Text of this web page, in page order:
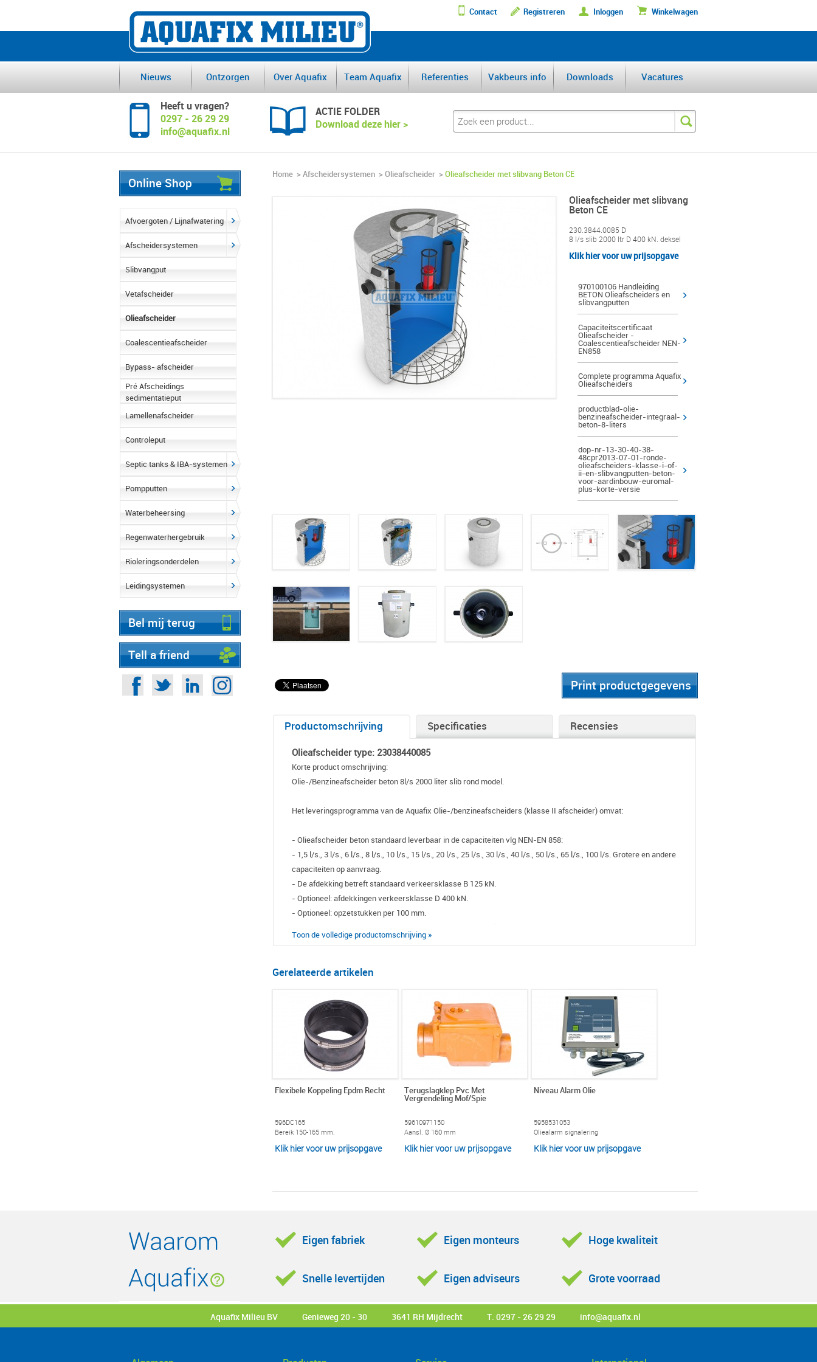
Contact Registreren Inloggen Winkelwagen
DE GROOTSTE AFSCHEIDERFABRIKANT VAN DE BENELUX
Nieuws Ontzorgen Over Aquafix Team Aquafix Referenties Vakbeurs info Downloads Vacatures
Heeft u vragen?
0297 - 26 29 29
info@aquafix.nl
ACTIE FOLDER
Download deze hier >
Online Shop
Afvoergoten / Lijnafwatering
Afscheidersystemen
Slibvangput
Vetafscheider
Olieafscheider
Coalescentieafscheider
Bypass- afscheider
Pré Afscheidings
sedimentatieput
Lamellenafscheider
Controleput
Septic tanks & IBA-systemen
Pompputten
Waterbeheersing
Regenwaterhergebruik
Rioleringsonderdelen
Leidingsystemen
Bel mij terug
Tell a friend
Home >Afscheidersystemen >Olieafscheider >Olieafscheider met slibvang Beton CE
Olieafscheider met slibvang
Beton CE
230.3844.0085 D
8 l/s slib 2000 ltr D 400 kN. deksel
Klik hier voor uw prijsopgave
970100106 Handleiding
BETON Olieafscheiders en
slibvangputten
Capaciteitscertificaat
Olieafscheider -
Coalescentieafscheider NEN-
EN858
Complete programma Aquafix
Olieafscheiders
productblad-olie-
benzineafscheider-integraal-
beton-8-liters
dop-nr-13-30-40-38-
48cpr2013-07-01-ronde-
olieafscheiders-klasse-i-of-
ii-en-slibvangputten-beton-
voor-aardinbouw-euromal-
plus-korte-versie
Print productgegevens
Productomschrijving Specificaties Recensies
Olieafscheider type: 23038440085
Korte product omschrijving:
Olie-/Benzineafscheider beton 8l/s 2000 liter slib rond model.
Het leveringsprogramma van de Aquafix Olie-/benzineafscheiders (klasse II afscheider) omvat:
- Olieafscheider beton standaard leverbaar in de capaciteiten vlg NEN-EN 858:
- 1,5 l/s., 3 l/s., 6 l/s., 8 l/s., 10 l/s., 15 l/s., 20 l/s., 25 l/s., 30 l/s., 40 l/s., 50 l/s., 65 l/s., 100 l/s. Grotere en andere
capaciteiten op aanvraag.
- De afdekking betreft standaard verkeersklasse B 125 kN.
- Optioneel: afdekkingen verkeersklasse D 400 kN.
- Optioneel: opzetstukken per 100 mm.
- Optioneel: opzetringen (gelijk aan de afscheider diameter) per 500 mm.
- De afscheider is uit te breiden met:
- Optioneel: Flexibele koppelingen (vangt eventuele zettingen op, op de aansluitingen)
- Optioneel: Oliealarminstallatie (OMS) geeft een alarmsignaal als de maximale olielaag bereikt is (verplicht vlg.
NEN-EN858).
De standaard AQUAFIX betonnen olieafscheiders zijn voorzien van een CE markering, EG prestatieverklaring
(EC Declaration Of Performance (DOP)) en een rendementsattest vlg. TÜV LGA Rheinland en zijn geconstrueerd
volgens NEN EN 858 (voorheen de DIN 1999 en NEN 7089). Deze olie-/benzineafscheider is voorzien van een
slibvangput (integraal) en is geschikt voor lozing op de riolering.
De Aquafix olie/benzineafscheiders worden o.a. toegepast bij:
- Tankstations
- Autowasstraten, carwash installaties
- Laad-en loskuilen, laadperrons
- Parkeerplaatsen
- Langs wegen
Op aanvraag kan de olieafscheider geheel op maat worden gefabriceerd.
Toon de volledige productomschrijving »
Gerelateerde artikelen
Flexibele Koppeling Epdm Recht
596DC165
Bereik 150-165 mm.
Klik hier voor uw prijsopgave
Terugslagklep Pvc Met
Vergrendeling Mof/Spie
59610971150
Aansl. Ø 160 mm
Klik hier voor uw prijsopgave
Niveau Alarm Olie
5958531053
Oliealarm signalering
Klik hier voor uw prijsopgave
Eigen fabriek Eigen monteurs Hoge kwaliteit
Snelle levertijden Eigen adviseurs Grote voorraad
Aquafix Milieu BV Genieweg 20 - 30 3641 RH Mijdrecht T. 0297 - 26 29 29 info@aquafix.nl